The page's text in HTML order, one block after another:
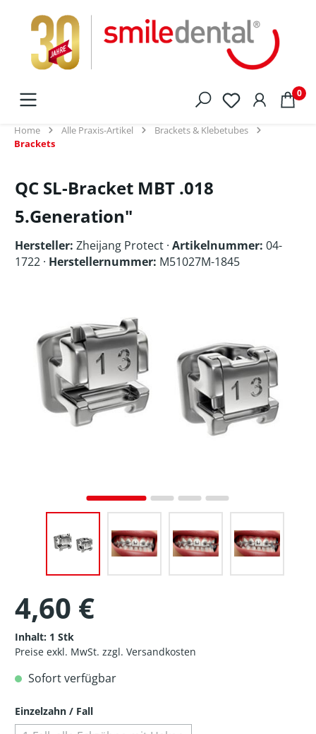
springen
0
Home Alle Praxis-Artikel
Brackets & Klebetubes
Brackets
QC SL-Bracket MBT .018
5.Generation"
Hersteller: Zheijang Protect · Artikelnummer: 04-
1722 · Herstellernummer: M51027M-1845
4,60 €
Inhalt: 1 Stk
Preise exkl. MwSt. zzgl. Versandkosten
Sofort verfügbar
Einzelzahn / Fall